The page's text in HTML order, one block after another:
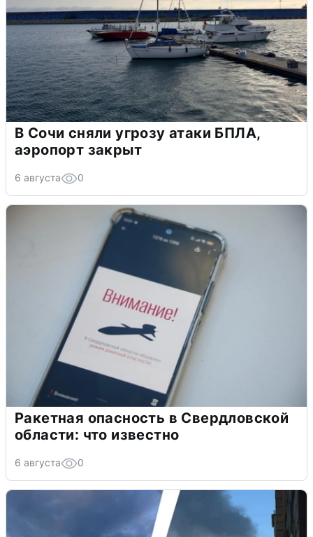
В Сочи сняли угрозу атаки БПЛА,
аэропорт закрыт
6 августа 0
Ракетная опасность в Свердловской
области: что известно
6 августа 0